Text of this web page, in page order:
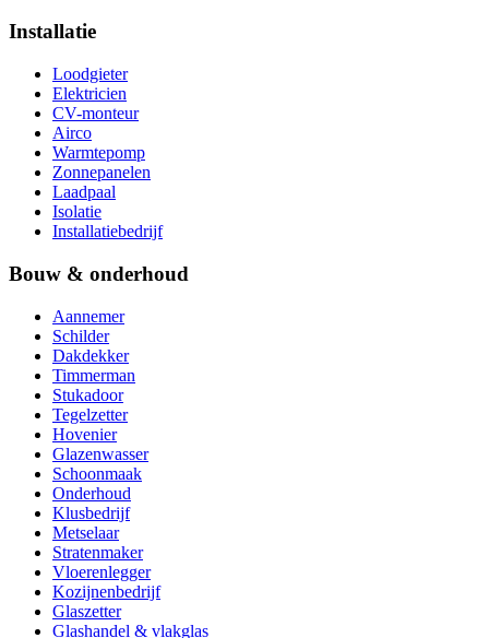
Installatie
Loodgieter
Elektricien
CV-monteur
Airco
Warmtepomp
Zonnepanelen
Laadpaal
Isolatie
Installatiebedrijf
Bouw & onderhoud
Aannemer
Schilder
Dakdekker
Timmerman
Stukadoor
Tegelzetter
Hovenier
Glazenwasser
Schoonmaak
Onderhoud
Klusbedrijf
Metselaar
Stratenmaker
Vloerenlegger
Kozijnenbedrijf
Glaszetter
Glashandel & vlakglas